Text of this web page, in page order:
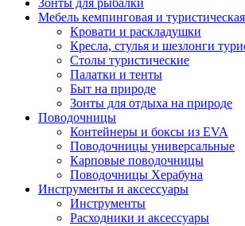
Мебель кемпинговая и туристическая
Кровати и раскладушки
Кресла, стулья и шезлонги
Столы туристические
Палатки и тенты
Быт на природе
Зонты для отдыха на природе
Поводочницы
Контейнеры и боксы из EVA
Поводочницы универсальные
Карповые поводочницы
Поводочницы Херабуна
Инструменты и аксессуары
Инструменты
Расходники и аксессуары